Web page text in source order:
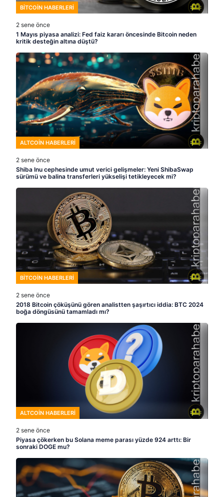
BITCOIN HABERLERI
2 sene önce
1 Mayıs piyasa analizi: Fed faiz kararı öncesinde Bitcoin neden
kritik desteğin altına düştü?
ALTCOIN HABERLERI
2 sene önce
Shiba Inu cephesinde umut verici gelişmeler: Yeni ShibaSwap
sürümü ve balina transferleri yükselişi tetikleyecek mi?
BITCOIN HABERLERI
2 sene önce
2018 Bitcoin çöküşünü gören analistten şaşırtıcı iddia: BTC 2024
boğa döngüsünü tamamladı mı?
ALTCOIN HABERLERI
2 sene önce
Piyasa çökerken bu Solana meme parası yüzde 924 arttı: Bir
sonraki DOGE mu?